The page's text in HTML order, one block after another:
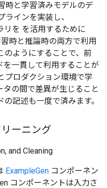
時と学習済みモデルのデ
ラインを実装し、
リを を活用するために
時と推論時の両方で利用
のようにすることで、前
一貫して利用することが
プロダクション環境で学
の間で差異が生じること
記述も一度で済みます。
ーニング
ExampleGen コンポーネン
コンポーネントは入力さ